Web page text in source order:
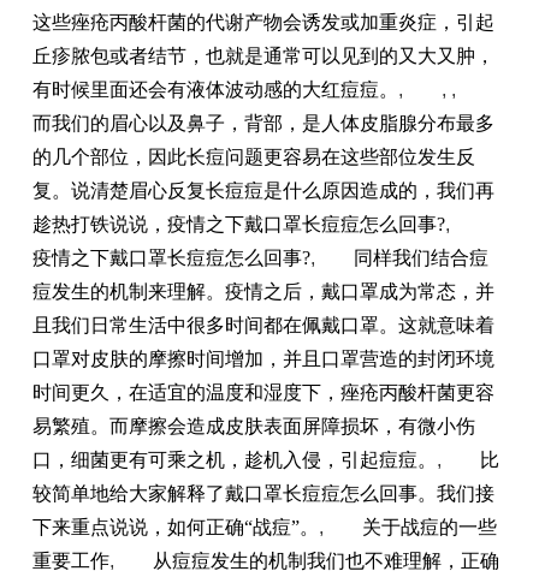
这些痤疮丙酸杆菌的代谢产物会诱发或加重炎症，引起
丘疹脓包或者结节，也就是通常可以见到的又大又肿，
有时候里面还会有液体波动感的大红痘痘。 ,
, ,
而我们的眉心以及鼻子，背部，是人体皮脂腺分布最多
的几个部位，因此长痘问题更容易在这些部位发生反
复。说清楚眉心反复长痘痘是什么原因造成的，我们再
趁热打铁说说，疫情之下戴口罩长痘痘怎么回事?,
疫情之下戴口罩长痘痘怎么回事?, 同样我们结合痘
痘发生的机制来理解。疫情之后，戴口罩成为常态，并
且我们日常生活中很多时间都在佩戴口罩。这就意味着
口罩对皮肤的摩擦时间增加，并且口罩营造的封闭环境
时间更久，在适宜的温度和湿度下，痤疮丙酸杆菌更容
易繁殖。而摩擦会造成皮肤表面屏障损坏，有微小伤
口，细菌更有可乘之机，趁机入侵，引起痘痘。 , 比
较简单地给大家解释了戴口罩长痘痘怎么回事。我们接
下来重点说说，如何正确“战痘”。 , 关于战痘的一些
重要工作, 从痘痘发生的机制我们也不难理解，正确